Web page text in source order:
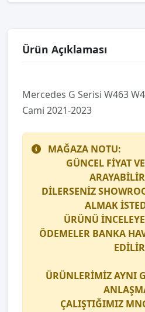
Ürün Açıklaması
Mercedes G Seri̇si̇ W463
Cami 2021-2023
MAĞAZA NOTU:
GÜNCEL FİYAT
DİLERSENİZ
ALMAK
ÜRÜNÜ
ÖDEMELER BANKA
ÜRÜNLERİMİZ AYNI
ÇALIŞTIĞIMIZ